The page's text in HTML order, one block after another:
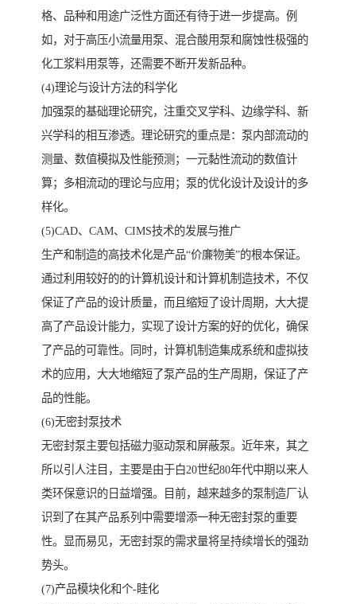
格、品种和用途广泛性方面还有待于进一步提高。例
如，对于高压小流量用泵、混合酸用泵和腐蚀性极强的
化工浆料用泵等，还需要不断开发新品种。
(4)理论与设计方法的科学化
加强泵的基础理论研究，注重交叉学科、边缘学科、新
兴学科的相互渗透。理论研究的重点是：泵内部流动的
测量、数值模拟及性能预测；一元黏性流动的数值计
算；多相流动的理论与应用；泵的优化设计及设计的多
样化。
(5)CAD、CAM、CIMS技术的发展与推广
生产和制造的高技术化是产品“价廉物美”的根本保证。
通过利用较好的的计算机设计和计算机制造技术，不仅
保证了产品的设计质量，而且缩短了设计周期，大大提
高了产品设计能力，实现了设计方案的好的优化，确保
了产品的可靠性。同时，计算机制造集成系统和虚拟技
术的应用，大大地缩短了泵产品的生产周期，保证了产
品的性能。
(6)无密封泵技术
无密封泵主要包括磁力驱动泵和屏蔽泵。近年来，其之
所以引人注目，主要是由于白20世纪80年代中期以来人
类环保意识的日益增强。目前，越来越多的泵制造厂认
识到了在其产品系列中需要增添一种无密封泵的重要
性。显而易见，无密封泵的需求量将呈持续增长的强劲
势头。
(7)产品模块化和个-眭化